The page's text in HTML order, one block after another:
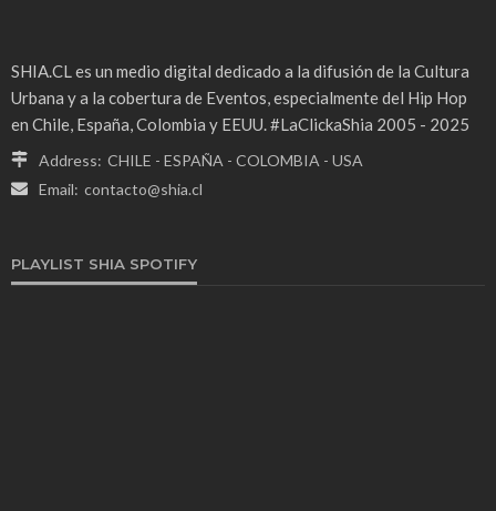
SHIA.CL es un medio digital dedicado a la difusión de la Cultura
Urbana y a la cobertura de Eventos, especialmente del Hip Hop
en Chile, España, Colombia y EEUU. #LaClickaShia 2005 - 2025
Address: CHILE - ESPAÑA - COLOMBIA - USA
Email: contacto@shia.cl
PLAYLIST SHIA SPOTIFY